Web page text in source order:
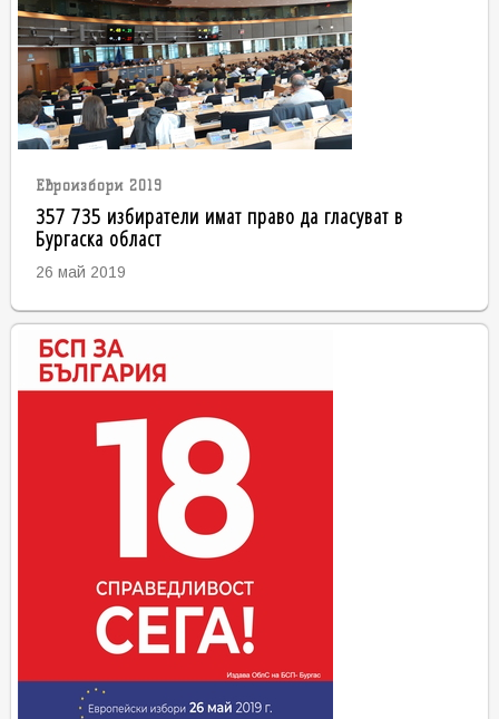
Евроизбори 2019
357 735 избиратели имат право да гласуват в
Бургаска област
26 май 2019